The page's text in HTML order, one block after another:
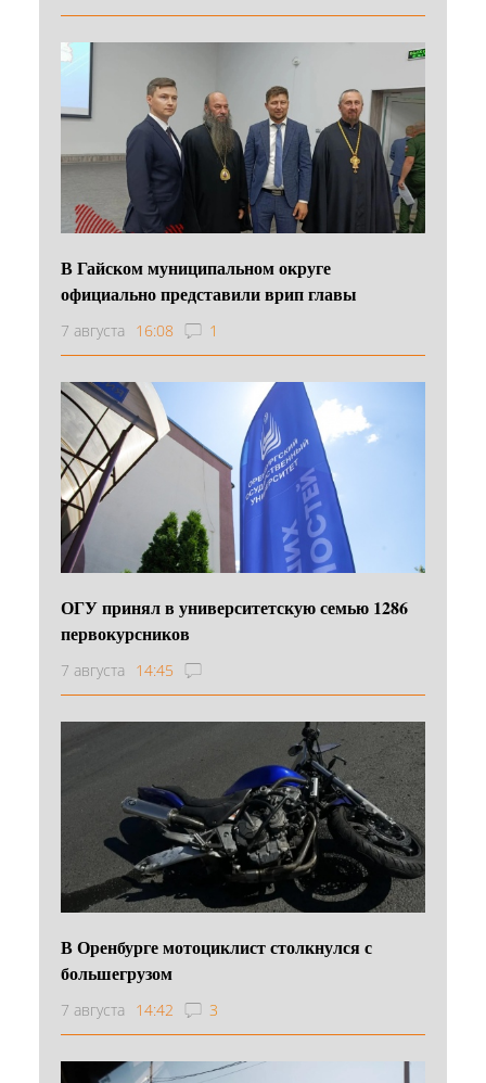
В Гайском муниципальном округе
официально представили врип главы
7 августа 16:08 1
ОГУ принял в университетскую семью 1286
первокурсников
7 августа 14:45
В Оренбурге мотоциклист столкнулся с
большегрузом
7 августа 14:42 3